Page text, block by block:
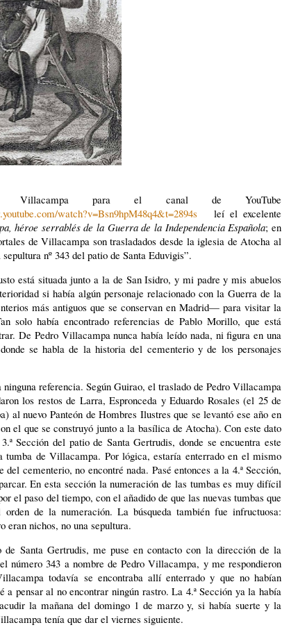
Villacampa para el canal de YouTube
watch?v=Bsn9hpM48q4&t=2894s leí el excelente
héroe serrablés de la Guerra de la Independencia Española; en
de Villacampa son trasladados desde la iglesia de Atocha al
nº 343 del patio de Santa Eduvigis”.
está situada junto a la de San Isidro, y mi padre y mis abuelos
si había algún personaje relacionado con la Guerra de la
más antiguos que se conservan en Madrid— para visitar la
solo había encontrado referencias de Pablo Morillo, que está
De Pedro Villacampa nunca había leído nada, ni figura en una
se habla de la historia del cementerio y de los personajes
referencia. Según Guirao, el traslado de Pedro Villacampa
los restos de Larra, Espronceda y Eduardo Rosales (el 25 de
al nuevo Panteón de Hombres Ilustres que se levantó ese año en
el que se construyó junto a la basílica de Atocha). Con este dato
Sección del patio de Santa Gertrudis, donde se encuentra este
tumba de Villacampa. Por lógica, estaría enterrado en el mismo
cementerio, no encontré nada. Pasé entonces a la 4.ª Sección,
En esta sección la numeración de las tumbas es muy difícil
el paso del tiempo, con el añadido de que las nuevas tumbas que
de la numeración. La búsqueda también fue infructuosa:
eran nichos, no una sepultura.
Santa Gertrudis, me puse en contacto con la dirección de la
número 343 a nombre de Pedro Villacampa, y me respondieron
todavía se encontraba allí enterrado y que no habían
pensar al no encontrar ningún rastro. La 4.ª Sección ya la había
la mañana del domingo 1 de marzo y, si había suerte y la
tenía que dar el viernes siguiente.